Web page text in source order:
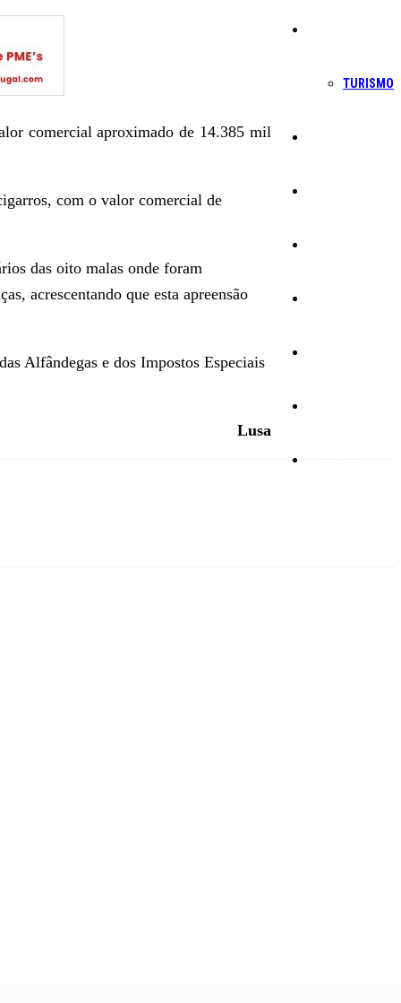
TURISMO
comercial aproximado de 14.385 mil
com o valor comercial de
das oito malas onde foram
acrescentando que esta apreensão
Alfândegas e dos Impostos Especiais
Lusa